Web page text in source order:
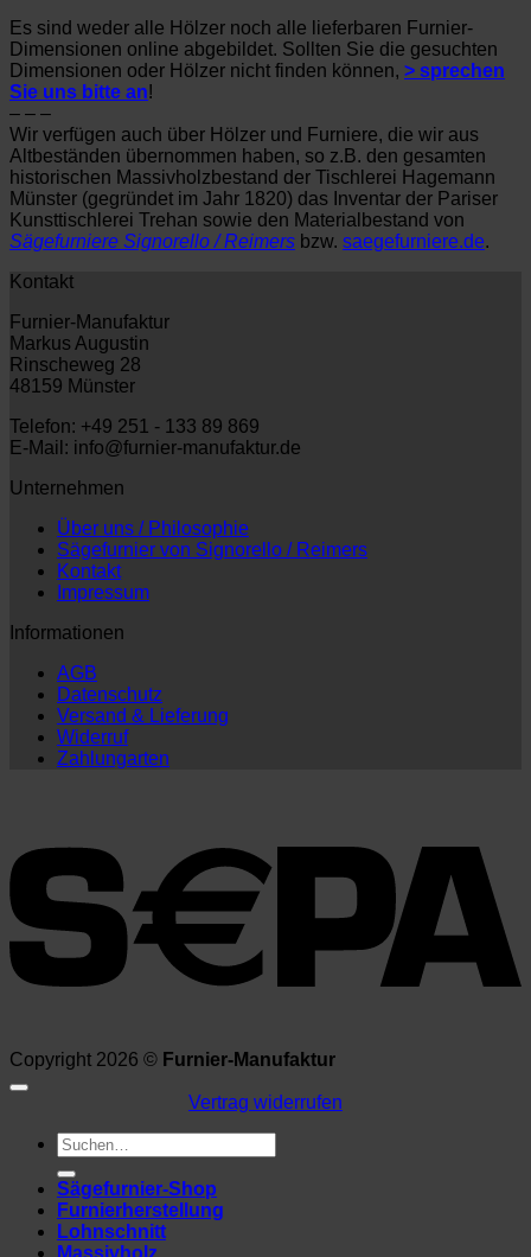
Es sind weder alle Hölzer noch alle lieferbaren Furnier-
Dimensionen online abgebildet. Sollten Sie die gesuchten
Dimensionen oder Hölzer nicht finden können, > sprechen
Sie uns bitte an!
– – –
Wir verfügen auch über Hölzer und Furniere, die wir aus
Altbeständen übernommen haben, so z.B. den gesamten
historischen Massivholzbestand der Tischlerei Hagemann
Münster (gegründet im Jahr 1820) das Inventar der Pariser
Kunsttischlerei Trehan sowie den Materialbestand von
Sägefurniere Signorello / Reimers bzw. saegefurniere.de.
Kontakt
Furnier-Manufaktur
Markus Augustin
Rinscheweg 28
48159 Münster
Telefon: +49 251 - 133 89 869
E-Mail: info@furnier-manufaktur.de
Unternehmen
Über uns / Philosophie
Sägefurnier von Signorello / Reimers
Kontakt
Impressum
Informationen
AGB
Datenschutz
Versand & Lieferung
Widerruf
Zahlungarten
Copyright 2026 © Furnier-Manufaktur
Vertrag widerrufen
Suchen
nach:
Sägefurnier-Shop
Furnierherstellung
Lohnschnitt